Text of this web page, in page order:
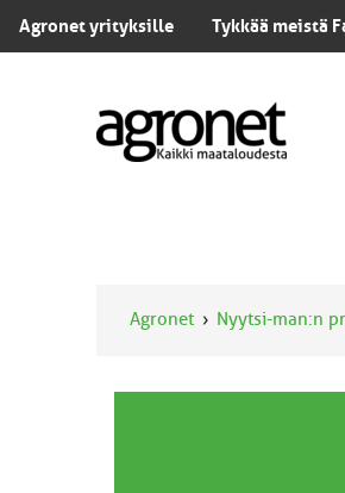
Agronet yrityksille Tykkää meistä
Agronet Nyytsi-man:n